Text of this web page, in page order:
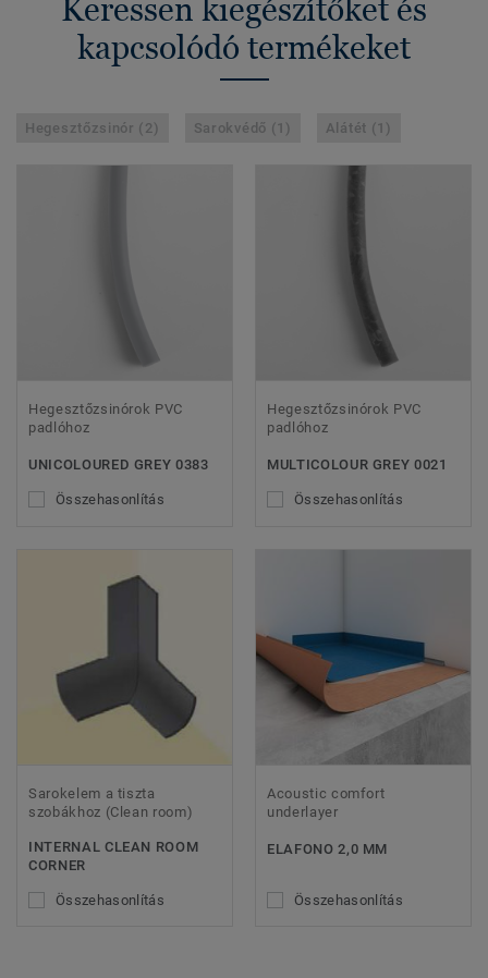
Keressen kiegészítőket és
kapcsolódó termékeket
Hegesztőzsinór (2) Sarokvédő (1) Alátét (1)
Hegesztőzsinórok PVC
padlóhoz
UNICOLOURED GREY 0383
Összehasonlítás
Hegesztőzsinórok PVC
padlóhoz
MULTICOLOUR GREY 0021
Összehasonlítás
Sarokelem a tiszta
szobákhoz (Clean room)
INTERNAL CLEAN ROOM
CORNER
Összehasonlítás
Acoustic comfort
underlayer
ELAFONO 2,0 MM
Összehasonlítás